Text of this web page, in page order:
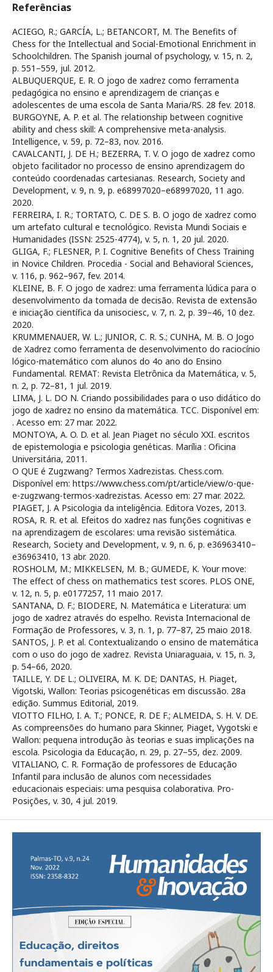
Referências
ACIEGO, R.; GARCÍA, L.; BETANCORT, M. The Benefits of
Chess for the Intellectual and Social-Emotional Enrichment in
Schoolchildren. The Spanish journal of psychology, v. 15, n. 2,
p. 551–559, jul. 2012.
ALBUQUERQUE, E. R. O jogo de xadrez como ferramenta
pedagógica no ensino e aprendizagem de crianças e
adolescentes de uma escola de Santa Maria/RS. 28 fev. 2018.
BURGOYNE, A. P. et al. The relationship between cognitive
ability and chess skill: A comprehensive meta-analysis.
Intelligence, v. 59, p. 72–83, nov. 2016.
CAVALCANTI, J. DE H.; BEZERRA, T. V. O jogo de xadrez como
objeto facilitador no processo de ensino aprendizagem do
conteúdo coordenadas cartesianas. Research, Society and
Development, v. 9, n. 9, p. e68997020–e68997020, 11 ago.
2020.
FERREIRA, I. R.; TORTATO, C. DE S. B. O jogo de xadrez como
um artefato cultural e tecnológico. Revista Mundi Sociais e
Humanidades (ISSN: 2525-4774), v. 5, n. 1, 20 jul. 2020.
GLIGA, F.; FLESNER, P. I. Cognitive Benefits of Chess Training
in Novice Children. Procedia - Social and Behavioral Sciences,
v. 116, p. 962–967, fev. 2014.
KLEINE, B. F. O jogo de xadrez: uma ferramenta lúdica para o
desenvolvimento da tomada de decisão. Revista de extensão
e iniciação científica da unisociesc, v. 7, n. 2, p. 39–46, 10 dez.
2020.
KRUMMENAUER, W. L.; JUNIOR, C. R. S.; CUNHA, M. B. O Jogo
de Xadrez como ferramenta de desenvolvimento do raciocínio
lógico-matemático com alunos do 4o ano do Ensino
Fundamental. REMAT: Revista Eletrônica da Matemática, v. 5,
n. 2, p. 72–81, 1 jul. 2019.
LIMA, J. L. DO N. Criando possibilidades para o uso didático do
jogo de xadrez no ensino da matemática. TCC. Disponível em:
. Acesso em: 27 mar. 2022.
MONTOYA, A. O. D. et al. Jean Piaget no século XXI. escritos
de epistemologia e psicologia genéticas. Marília : Oficina
Universitária, 2011.
O QUE é Zugzwang? Termos Xadrezistas. Chess.com.
Disponível em: https://www.chess.com/pt/article/view/o-que-
e-zugzwang-termos-xadrezistas. Acesso em: 27 mar. 2022.
PIAGET, J. A Psicologia da inteligência. Editora Vozes, 2013.
ROSA, R. R. et al. Efeitos do xadrez nas funções cognitivas e
na aprendizagem de escolares: uma revisão sistemática.
Research, Society and Development, v. 9, n. 6, p. e36963410–
e36963410, 13 abr. 2020.
ROSHOLM, M.; MIKKELSEN, M. B.; GUMEDE, K. Your move:
The effect of chess on mathematics test scores. PLOS ONE,
v. 12, n. 5, p. e0177257, 11 maio 2017.
SANTANA, D. F.; BIODERE, N. Matemática e Literatura: um
jogo de xadrez através do espelho. Revista Internacional de
Formação de Professores, v. 3, n. 1, p. 77–87, 25 maio 2018.
SANTOS, J. P. et al. Contextualizando o ensino de matemática
com o uso do jogo de xadrez. Revista Uniaraguaia, v. 15, n. 3,
p. 54–66, 2020.
TAILLE, Y. DE L.; OLIVEIRA, M. K. DE; DANTAS, H. Piaget,
Vigotski, Wallon: Teorias psicogenéticas em discussão. 28a
edição. Summus Editorial, 2019.
VIOTTO FILHO, I. A. T.; PONCE, R. DE F.; ALMEIDA, S. H. V. DE.
As compreensões do humano para Skinner, Piaget, Vygotski e
Wallon: pequena introdução às teorias e suas implicações na
escola. Psicologia da Educação, n. 29, p. 27–55, dez. 2009.
VITALIANO, C. R. Formação de professores de Educação
Infantil para inclusão de alunos com necessidades
educacionais especiais: uma pesquisa colaborativa. Pro-
Posições, v. 30, 4 jul. 2019.